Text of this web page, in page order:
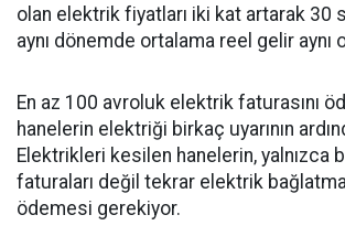
olan elektrik fiyatları iki kat artarak 30
aynı dönemde ortalama reel gelir aynı
En az 100 avroluk elektrik faturasını
hanelerin elektriği birkaç uyarının
Elektrikleri kesilen hanelerin, yalnızca
faturaları değil tekrar elektrik
ödemesi gerekiyor.